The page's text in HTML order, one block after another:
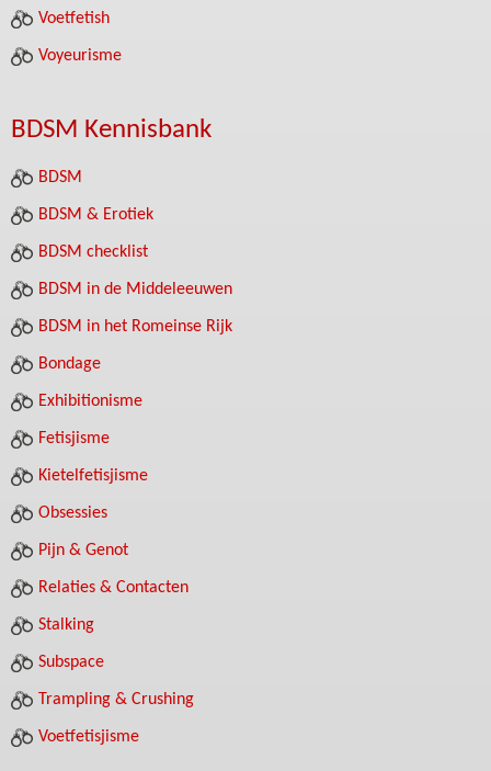
Voetfetish
Voyeurisme
BDSM Kennisbank
BDSM
BDSM & Erotiek
BDSM checklist
BDSM in de Middeleeuwen
BDSM in het Romeinse Rijk
Bondage
Exhibitionisme
Fetisjisme
Kietelfetisjisme
Obsessies
Pijn & Genot
Relaties & Contacten
Stalking
Subspace
Trampling & Crushing
Voetfetisjisme